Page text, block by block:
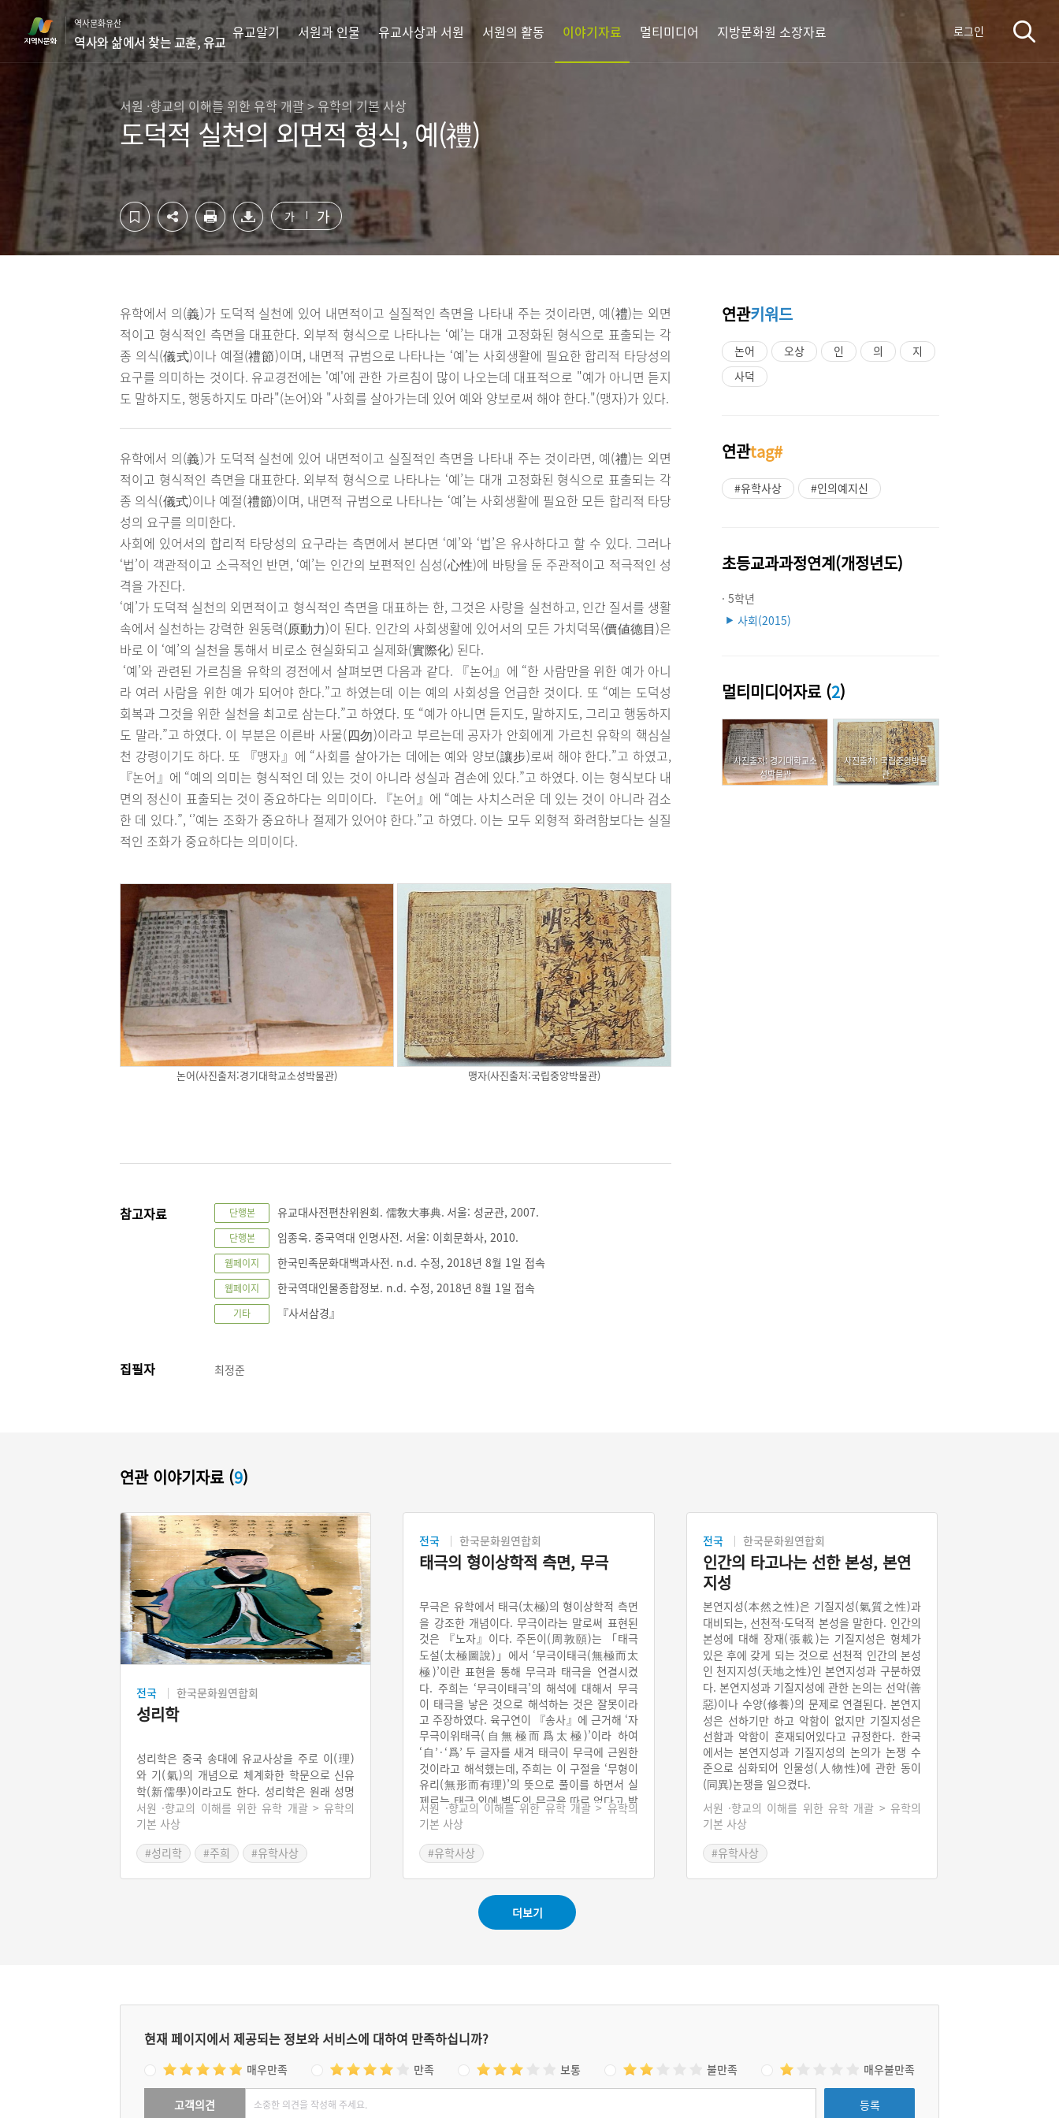
영
역
역사문화유산
역사와 삶에서 찾는 교훈, 유교
유교알기 서원과 인물 유교사상과 서원 서원의 활동 이야기자료 멀티미디어 지방문화원 소장자료 로그인
서원 ·향교의 이해를 위한 유학 개괄 > 유학의 기본 사상
도덕적 실천의 외면적 형식, 예(禮)
가 가
유학에서 의(義)가 도덕적 실천에 있어 내면적이고 실질적인 측면을 나타내 주는 것이라면, 예(禮)는 외면
적이고 형식적인 측면을 대표한다. 외부적 형식으로 나타나는 ‘예’는 대개 고정화된 형식으로 표출되는 각
종 의식(儀式)이나 예절(禮節)이며, 내면적 규범으로 나타나는 ‘예’는 사회생활에 필요한 합리적 타당성의
요구를 의미하는 것이다. 유교경전에는 '예'에 관한 가르침이 많이 나오는데 대표적으로 "예가 아니면 듣지
도 말하지도, 행동하지도 마라"(논어)와 "사회를 살아가는데 있어 예와 양보로써 해야 한다."(맹자)가 있다.
유학에서 의(義)가 도덕적 실천에 있어 내면적이고 실질적인 측면을 나타내 주는 것이라면, 예(禮)는 외면
적이고 형식적인 측면을 대표한다. 외부적 형식으로 나타나는 ‘예’는 대개 고정화된 형식으로 표출되는 각
종 의식(儀式)이나 예절(禮節)이며, 내면적 규범으로 나타나는 ‘예’는 사회생활에 필요한 모든 합리적 타당
성의 요구를 의미한다.
사회에 있어서의 합리적 타당성의 요구라는 측면에서 본다면 ‘예’와 ‘법’은 유사하다고 할 수 있다. 그러나
‘법’이 객관적이고 소극적인 반면, ‘예’는 인간의 보편적인 심성(心性)에 바탕을 둔 주관적이고 적극적인 성
격을 가진다.
‘예’가 도덕적 실천의 외면적이고 형식적인 측면을 대표하는 한, 그것은 사랑을 실천하고, 인간 질서를 생활
속에서 실천하는 강력한 원동력(原動力)이 된다. 인간의 사회생활에 있어서의 모든 가치덕목(價値德目)은
바로 이 ‘예’의 실천을 통해서 비로소 현실화되고 실제화(實際化) 된다.
‘예’와 관련된 가르침을 유학의 경전에서 살펴보면 다음과 같다. 『논어』에 “한 사람만을 위한 예가 아니
라 여러 사람을 위한 예가 되어야 한다.”고 하였는데 이는 예의 사회성을 언급한 것이다. 또 “예는 도덕성
회복과 그것을 위한 실천을 최고로 삼는다.”고 하였다. 또 “예가 아니면 듣지도, 말하지도, 그리고 행동하지
도 말라.”고 하였다. 이 부분은 이른바 사물(四勿)이라고 부르는데 공자가 안회에게 가르친 유학의 핵심실
천 강령이기도 하다. 또 『맹자』에 “사회를 살아가는 데에는 예와 양보(讓步)로써 해야 한다.”고 하였고,
『논어』에 “예의 의미는 형식적인 데 있는 것이 아니라 성실과 겸손에 있다.”고 하였다. 이는 형식보다 내
면의 정신이 표출되는 것이 중요하다는 의미이다. 『논어』에 “예는 사치스러운 데 있는 것이 아니라 검소
한 데 있다.”, ‘’예는 조화가 중요하나 절제가 있어야 한다.”고 하였다. 이는 모두 외형적 화려함보다는 실질
적인 조화가 중요하다는 의미이다.
논어(사진출처:경기대학교소성박물관) 맹자(사진출처:국립중앙박물관)
참고자료 단행본 유교대사전편찬위원회. 儒敎大事典. 서울: 성균관, 2007.
단행본 임종욱. 중국역대 인명사전. 서울: 이회문화사, 2010.
웹페이지 한국민족문화대백과사전. n.d. 수정, 2018년 8월 1일 접속
웹페이지 한국역대인물종합정보. n.d. 수정, 2018년 8월 1일 접속
기타 『사서삼경』
집필자 최정준
연관키워드
논어 오상 인 의
지
사덕
연관tag#
#유학사상 #인의예지신
초등교과과정연계(개정년도)
· 5학년
▶ 사회(2015)
멀티미디어자료 (2)
사진출처: 경기대학교소
성박물관
사진출처: 국립중앙박물
관
연관 이야기자료 (9)
전국 한국문화원연합회
성리학
성리학은 중국 송대에 유교사상을 주로 이(理)
와 기(氣)의 개념으로 체계화한 학문으로 신유
학(新儒學)이라고도 한다. 성리학은 원래 성명
의리지학(性命義理之學)의 준말이다. 이기론은
모든 사물은 모두 리와 기로 되어있다고 보는 입
장으로, 사물의 물질적인 측면은 기에 결부시키
고 그 생성변화의 원리나 존립근거 등은 리에 결
서원 ·향교의 이해를 위한 유학 개괄 > 유학의
기본 사상
#성리학
#주희 #유학사상
전국 한국문화원연합회
태극의 형이상학적 측면, 무극
무극은 유학에서 태극(太極)의 형이상학적 측면
을 강조한 개념이다. 무극이라는 말로써 표현된
것은 『노자』이다. 주돈이(周敦頤)는 「태극
도설(太極圖說)」에서 ‘무극이태극(無極而太
極)’이란 표현을 통해 무극과 태극을 연결시켰
다. 주희는 ‘무극이태극’의 해석에 대해서 무극
이 태극을 낳은 것으로 해석하는 것은 잘못이라
고 주장하였다. 육구연이 『송사』에 근거해 ‘자
무극이위태극(自無極而爲太極)’이라 하여
‘自’·‘爲’ 두 글자를 새겨 태극이 무극에 근원한
것이라고 해석했는데, 주희는 이 구절을 ‘무형이
유리(無形而有理)’의 뜻으로 풀이를 하면서 실
제로는 태극 외에 별도의 무극은 따로 없다고 밝
혔다.
서원 ·향교의 이해를 위한 유학 개괄 > 유학의
기본 사상
#유학사상
전국 한국문화원연합회
인간의 타고나는 선한 본성, 본연
지성
본연지성(本然之性)은 기질지성(氣質之性)과
대비되는, 선천적·도덕적 본성을 말한다. 인간의
본성에 대해 장재(張載)는 기질지성은 형체가
있은 후에 갖게 되는 것으로 선천적 인간의 본성
인 천지지성(天地之性)인 본연지성과 구분하였
다. 본연지성과 기질지성에 관한 논의는 선악(善
惡)이나 수양(修養)의 문제로 연결된다. 본연지
성은 선하기만 하고 악함이 없지만 기질지성은
선함과 악함이 혼재되어있다고 규정한다. 한국
에서는 본연지성과 기질지성의 논의가 논쟁 수
준으로 심화되어 인물성(人物性)에 관한 동이
(同異)논쟁을 일으켰다.
서원 ·향교의 이해를 위한 유학 개괄 > 유학의
기본 사상
#유학사상
더보기
현재 페이지에서 제공되는 정보와 서비스에 대하여 만족하십니까?
매우만족 만족 보통 불만족 매우불만족
고객의견 등록